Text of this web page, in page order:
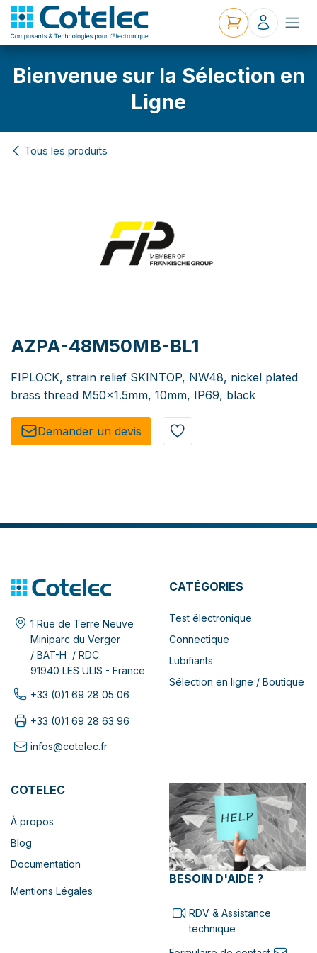
Bienvenue sur la Sélection en
Ligne
Tous les produits
AZPA-48M50MB-BL1
FIPLOCK, strain relief SKINTOP, NW48, nickel plated
brass thread M50x1.5mm, 10mm, IP69, black
Demander un de​​vis​​
1 Rue de Terre Neuve
Miniparc du Verger
/ BAT-H / RDC
91940 LES ULIS - France
+33 (0)1 69 28 05 06
+33 (0)1 69 28 63 96
infos@cotelec.fr
CATÉGORIES
Test électronique
Connectique
Lubifiants
Sélection en ligne / Boutique
COTELEC
À propos
Blog
Documentation
Mentions Légales
BESOIN D'AIDE ?
RDV & Assistance
technique